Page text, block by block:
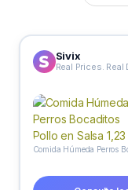
Sivix
Real Prices. Real